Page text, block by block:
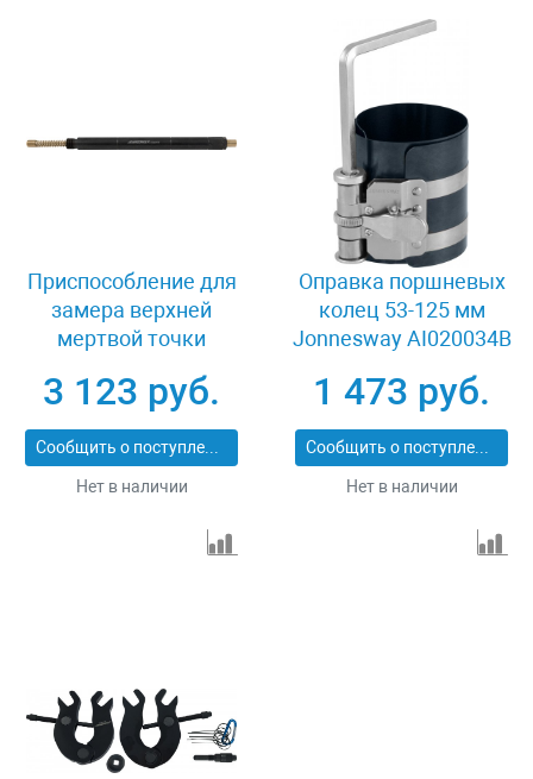
Приспособление для
замера верхней
мертвой точки
AI020116
3 123 руб.
Сообщить о поступлении
Нет в наличии
Оправка поршневых
колец 53-125 мм
Jonnesway AI020034B
1 473 руб.
Сообщить о поступлении
Нет в наличии